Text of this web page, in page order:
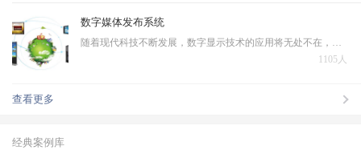
数字媒体发布系统
1105人
查看更多
经典案例库